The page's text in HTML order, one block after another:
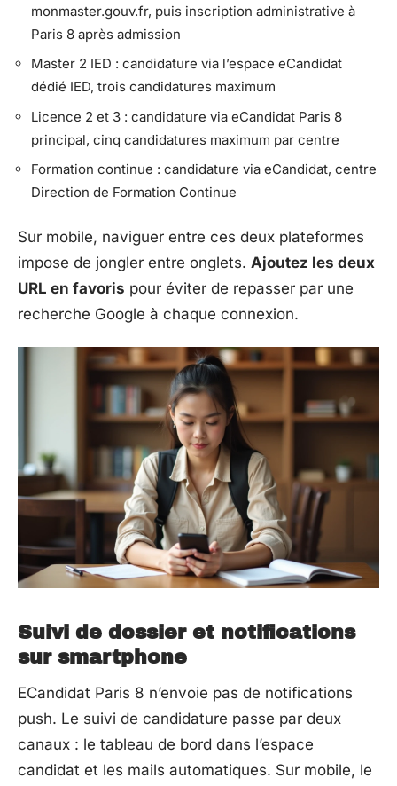
monmaster.gouv.fr, puis inscription administrative à
Paris 8 après admission
Master 2 IED : candidature via l’espace eCandidat
dédié IED, trois candidatures maximum
Licence 2 et 3 : candidature via eCandidat Paris 8
principal, cinq candidatures maximum par centre
Formation continue : candidature via eCandidat, centre
Direction de Formation Continue
Sur mobile, naviguer entre ces deux plateformes
impose de jongler entre onglets. Ajoutez les deux
URL en favoris pour éviter de repasser par une
recherche Google à chaque connexion.
Suivi de dossier et notifications
sur smartphone
ECandidat Paris 8 n’envoie pas de notifications
push. Le suivi de candidature passe par deux
canaux : le tableau de bord dans l’espace
candidat et les mails automatiques. Sur mobile, le